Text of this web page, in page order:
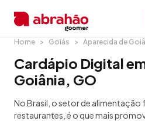
Home Goiás Aparecida de
Cardápio Digital
Goiânia, GO
No Brasil, o setor de alimentação
restaurantes, é o que mais